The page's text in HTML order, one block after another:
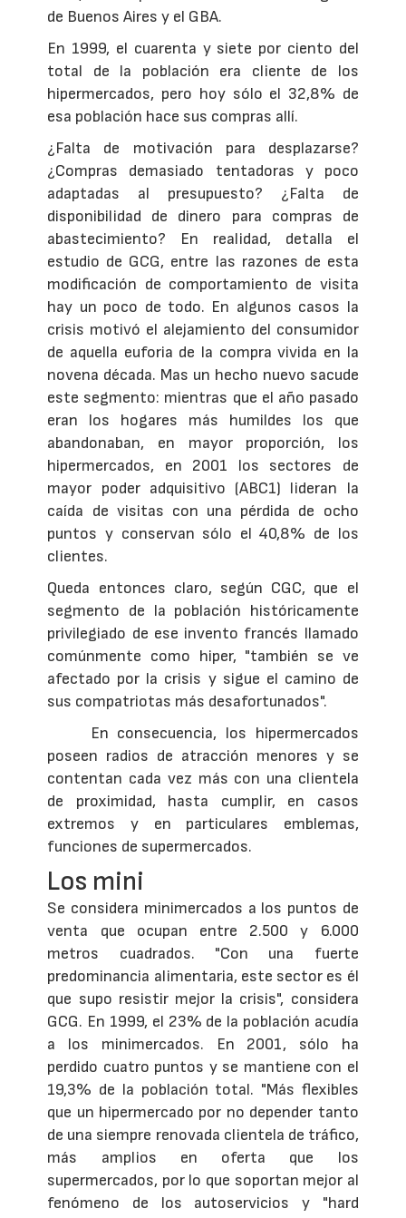
de Buenos Aires y el GBA.
En 1999, el cuarenta y siete por ciento del
total de la población era cliente de los
hipermercados, pero hoy sólo el 32,8% de
esa población hace sus compras allí.
¿Falta de motivación para desplazarse?
¿Compras demasiado tentadoras y poco
adaptadas al presupuesto? ¿Falta de
disponibilidad de dinero para compras de
abastecimiento? En realidad, detalla el
estudio de GCG, entre las razones de esta
modificación de comportamiento de visita
hay un poco de todo. En algunos casos la
crisis motivó el alejamiento del consumidor
de aquella euforia de la compra vivida en la
novena década. Mas un hecho nuevo sacude
este segmento: mientras que el año pasado
eran los hogares más humildes los que
abandonaban, en mayor proporción, los
hipermercados, en 2001 los sectores de
mayor poder adquisitivo (ABC1) lideran la
caída de visitas con una pérdida de ocho
puntos y conservan sólo el 40,8% de los
clientes.
Queda entonces claro, según CGC, que el
segmento de la población históricamente
privilegiado de ese invento francés llamado
comúnmente como hiper, "también se ve
afectado por la crisis y sigue el camino de
sus compatriotas más desafortunados".
En consecuencia, los hipermercados
poseen radios de atracción menores y se
contentan cada vez más con una clientela
de proximidad, hasta cumplir, en casos
extremos y en particulares emblemas,
funciones de supermercados.
Los mini
Se considera minimercados a los puntos de
venta que ocupan entre 2.500 y 6.000
metros cuadrados. "Con una fuerte
predominancia alimentaria, este sector es él
que supo resistir mejor la crisis", considera
GCG. En 1999, el 23% de la población acudía
a los minimercados. En 2001, sólo ha
perdido cuatro puntos y se mantiene con el
19,3% de la población total. "Más flexibles
que un hipermercado por no depender tanto
de una siempre renovada clientela de tráfico,
más amplios en oferta que los
supermercados, por lo que soportan mejor al
fenómeno de los autoservicios y "hard